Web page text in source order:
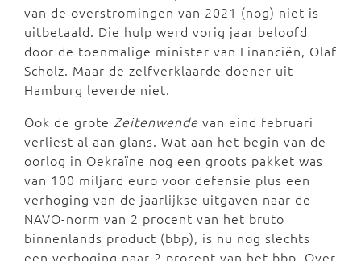
van de overstromingen van 2021 (nog) niet is
uitbetaald. Die hulp werd vorig jaar beloofd
door de toenmalige minister van Financiën, Olaf
Scholz. Maar de zelfverklaarde doener uit
Hamburg leverde niet.
Ook de grote Zeitenwende van eind februari
verliest al aan glans. Wat aan het begin van de
oorlog in Oekraïne nog een groots pakket was
van 100 miljard euro voor defensie plus een
verhoging van de jaarlijkse uitgaven naar de
NAVO-norm van 2 procent van het bruto
binnenlands product (bbp), is nu nog slechts
een verhoging naar 2 procent van het bbp. Over